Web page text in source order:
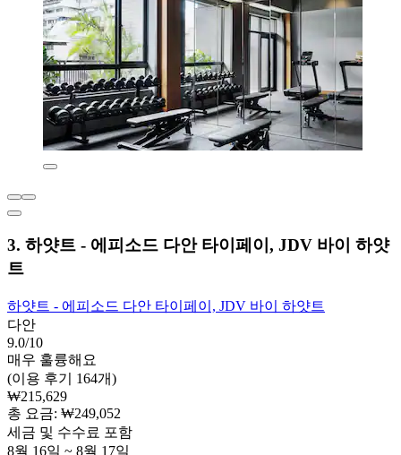
3. 하얏트 - 에피소드 다안 타이페이, JDV 바이 하얏
트
하얏트 - 에피소드 다안 타이페이, JDV 바이 하얏트
다안
9.0/10
매우 훌륭해요
(이용 후기 164개)
₩215,629
총 요금: ₩249,052
세금 및 수수료 포함
8월 16일 ~ 8월 17일